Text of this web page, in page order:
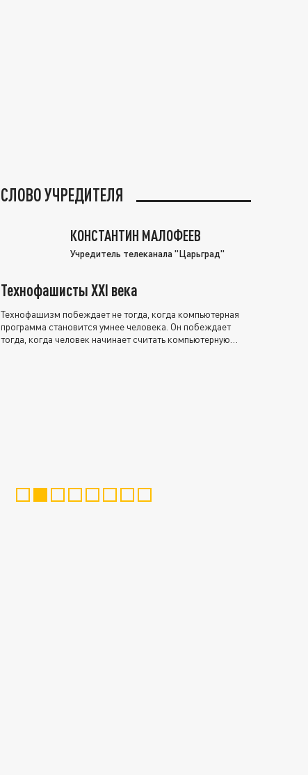
СЛОВО УЧРЕДИТЕЛЯ
КОНСТАНТИН МАЛОФЕЕВ
Учредитель телеканала "Царьград"
Технофашисты XXI века
Технофашизм побеждает не тогда, когда компьютерная
программа становится умнее человека. Он побеждает
тогда, когда человек начинает считать компьютерную